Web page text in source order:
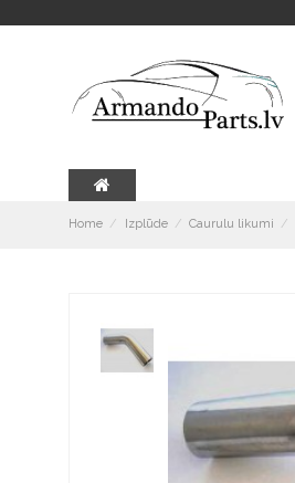
Home Izplūde Caurulu likumi